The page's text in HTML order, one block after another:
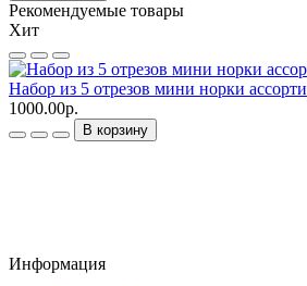
Рекомендуемые товары
Хит
Набор из 5 отрезов мини норки ассорти
1000.00р.
В корзину
Информация